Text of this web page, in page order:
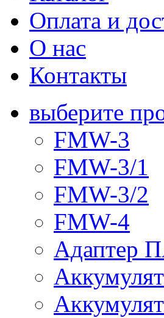
Оплата и
О нас
Контакты
выберите
FMW-3
FMW-3/1
FMW-3/2
FMW-4
Адаптер